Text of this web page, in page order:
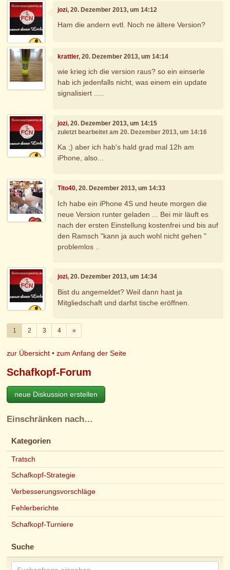
jozi, 20. Dezember 2013, um 14:12
Ham die andern evtl. Noch ne ältere Version?
krattler, 20. Dezember 2013, um 14:14
wie krieg ich die version raus? so ein einserle
hab ich jedenfalls nicht, was einem ein update
signalisiert .....
jozi, 20. Dezember 2013, um 14:15
zuletzt bearbeitet am 20. Dezember 2013, um 14:16
Ka ;) aber ich hab's hald grad mal 12h am
iPhone, also...
Tito40, 20. Dezember 2013, um 14:33
Ich habe ein iPhone 4S und heute morgen die
neue Version runter geladen ... Bei mir läuft es
nach der ersten Einstellung kostenfrei und bis auf
den Ramsch "kann ja auch wohl nicht gehen "
problemlos ..
jozi, 20. Dezember 2013, um 14:34
Bist du angemeldet? Weil dann hast ja
Mitgliedschaft und darfst tische eröffnen.
1 2 3 4 »Weiter
zur Übersicht •zum Anfang der Seite
Schafkopf-Forum
neue Diskussion erstellen
Einschränken nach…
Kategorien
Tratsch
Schafkopf-Strategie
Verbesserungsvorschläge
Fehlerberichte
Schafkopf-Turniere
Suche